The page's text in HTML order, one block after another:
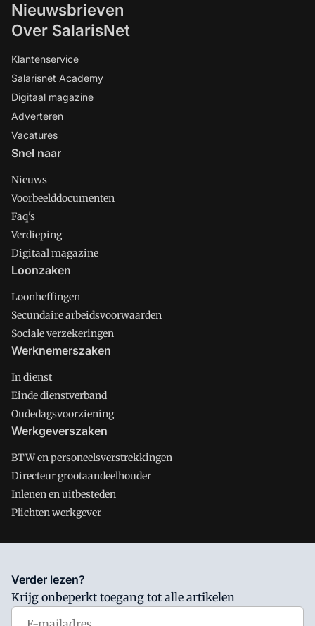
Nieuwsbrieven
Over SalarisNet
Klantenservice
Salarisnet Academy
Digitaal magazine
Adverteren
Vacatures
Snel naar
Nieuws
Voorbeelddocumenten
Faq's
Verdieping
Digitaal magazine
Loonzaken
Loonheffingen
Secundaire arbeidsvoorwaarden
Sociale verzekeringen
Werknemerszaken
In dienst
Einde dienstverband
Oudedagsvoorziening
Werkgeverszaken
BTW en personeelsverstrekkingen
Directeur grootaandeelhouder
Inlenen en uitbesteden
Plichten werkgever
Salarisnet is onderdeel van VMN media. Lees in
waar VMN media voor staat. Op gebruik van deze site zijn de
volgende regelingen van toepassing:Algemene Voorwaarden
Verder lezen?
Krijg onbeperkt toegang tot alle artikelen